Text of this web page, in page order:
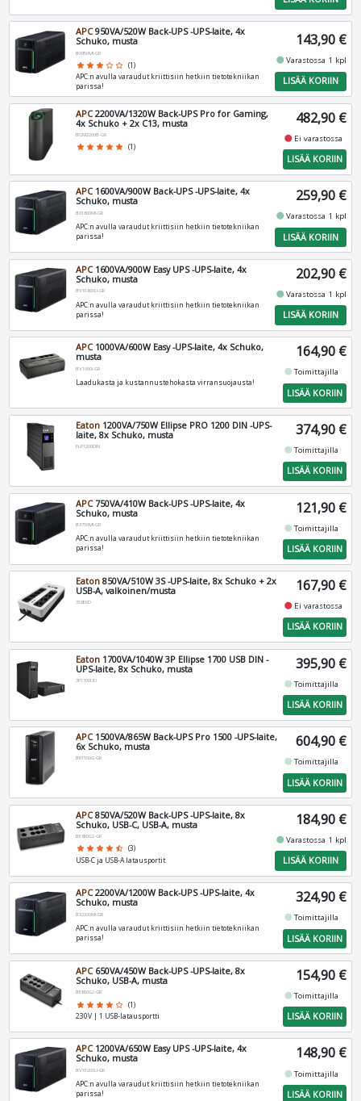
APC950VA/520W Back-UPS -UPS-laite, 4x
Schuko, musta
BX950MI-GR
star star star star_border star_border (1)
APC:n avulla varaudut kriittisiin hetkiin tietotekniikan
parissa!
143,90 €
fiber_manual_recordVarastossa 1 kpl
LISÄÄ KORIIN
APC2200VA/1320W Back-UPS Pro for Gaming,
4x Schuko + 2x C13, musta
BGM2200B-GR
star star star star star (1)
482,90 €
fiber_manual_record Ei varastossa
LISÄÄ KORIIN
APC1600VA/900W Back-UPS -UPS-laite, 4x
Schuko, musta
BX1600MI-GR
APC:n avulla varaudut kriittisiin hetkiin tietotekniikan
parissa!
259,90 €
fiber_manual_recordVarastossa 1 kpl
LISÄÄ KORIIN
APC1600VA/900W Easy UPS -UPS-laite, 4x
Schuko, musta
BVX1600LI-GR
APC:n avulla varaudut kriittisiin hetkiin tietotekniikan
parissa!
202,90 €
fiber_manual_recordVarastossa 1 kpl
LISÄÄ KORIIN
APC1000VA/600W Easy -UPS-laite, 4x Schuko,
musta
BV1000I-GR
Laadukasta ja kustannustehokasta virransuojausta!
164,90 €
fiber_manual_recordToimittajilla
LISÄÄ KORIIN
Eaton 1200VA/750W Ellipse PRO 1200 DIN -UPS-
laite, 8x Schuko, musta
ELP1200DIN
374,90 €
fiber_manual_recordToimittajilla
LISÄÄ KORIIN
APC750VA/410W Back-UPS -UPS-laite, 4x
Schuko, musta
BX750MI-GR
APC:n avulla varaudut kriittisiin hetkiin tietotekniikan
parissa!
121,90 €
fiber_manual_recordToimittajilla
LISÄÄ KORIIN
Eaton 850VA/510W 3S -UPS-laite, 8x Schuko + 2x
USB-A, valkoinen/musta
3S850D
167,90 €
fiber_manual_record Ei varastossa
LISÄÄ KORIIN
Eaton 1700VA/1040W 3P Ellipse 1700 USB DIN -
UPS-laite, 8x Schuko, musta
3P1700UD
395,90 €
fiber_manual_recordToimittajilla
LISÄÄ KORIIN
APC1500VA/865W Back-UPS Pro 1500 -UPS-laite,
6x Schuko, musta
BR1500G-GR
604,90 €
fiber_manual_recordToimittajilla
LISÄÄ KORIIN
APC850VA/520W Back-UPS -UPS-laite, 8x
Schuko, USB-C, USB-A, musta
BE850G2-GR
star star star star star_half (3)
USB-C ja USB-A latausportit
184,90 €
fiber_manual_recordVarastossa 1 kpl
LISÄÄ KORIIN
APC2200VA/1200W Back-UPS -UPS-laite, 4x
Schuko, musta
BX2200MI-GR
APC:n avulla varaudut kriittisiin hetkiin tietotekniikan
parissa!
324,90 €
fiber_manual_recordToimittajilla
LISÄÄ KORIIN
APC650VA/450W Back-UPS -UPS-laite, 8x
Schuko, USB-A, musta
BE650G2-GR
star star star star star_border (1)
230V | 1 USB-latausportti
154,90 €
fiber_manual_recordToimittajilla
LISÄÄ KORIIN
APC1200VA/650W Easy UPS -UPS-laite, 4x
Schuko, musta
BVX1200LI-GR
APC:n avulla varaudut kriittisiin hetkiin tietotekniikan
parissa!
148,90 €
fiber_manual_recordToimittajilla
LISÄÄ KORIIN